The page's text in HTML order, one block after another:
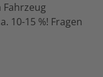
Fahrzeug
10-15 %! Fragen